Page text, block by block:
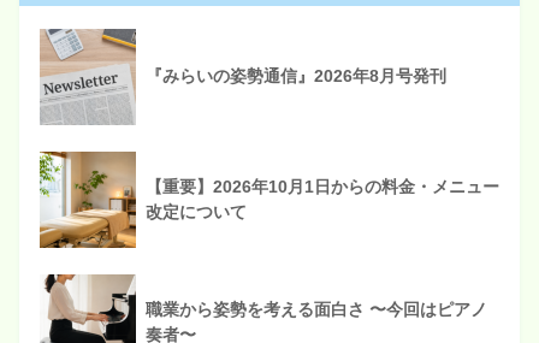
『みらいの姿勢通信』2026年8月号発刊
【重要】2026年10月1日からの料金・メニュー
改定について
職業から姿勢を考える面白さ 〜今回はピアノ
奏者〜